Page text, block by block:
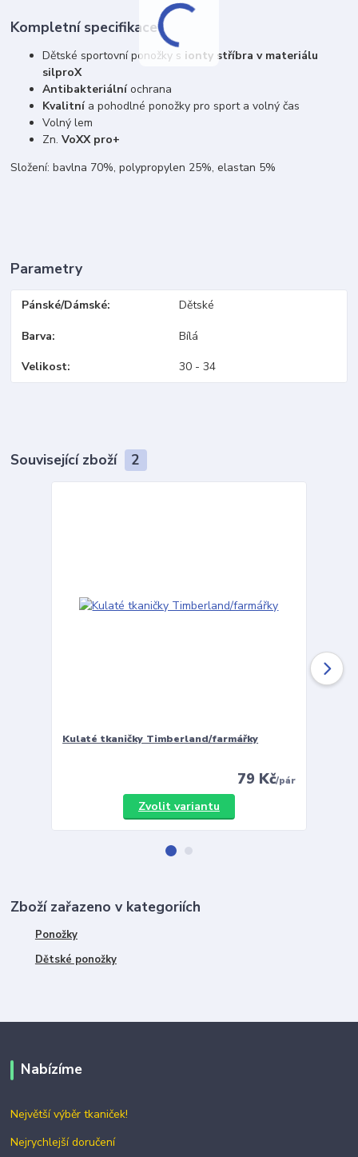
Kompletní specifikace
Dětské sportovní ponožky s ionty stříbra v materiálu
silproX
Antibakteriálníochrana
Kvalitnía pohodlné ponožky pro sport a volný čas
Volný lem
Zn.VoXX pro+
Složení: bavlna 70%, polypropylen 25%, elastan 5%
Parametry
Pánské/Dámské Dětské
Barva Bílá
Velikost 30 - 34
Související zboží 2
Kulaté tkaničky Timberland/farmářky
79 Kč/pár
Zvolit variantu
Zboží zařazeno v kategoriích
Ponožky
Dětské ponožky
Nabízíme
Největší výběr tkaniček!
Nejrychlejší doručení